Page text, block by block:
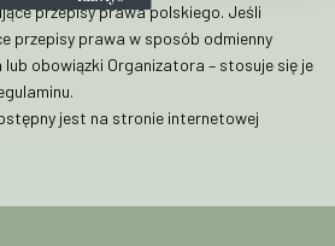
przepisy prawa polskiego. Jeśli
przepisy prawa w sposób odmienny
obowiązki Organizatora – stosuje się je
jest na stronie internetowej